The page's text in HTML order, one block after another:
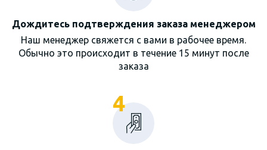
Дождитесь подтверждения заказа менеджером
Наш менеджер свяжется с вами в рабочее время.
Обычно это происходит в течение 15 минут после
заказа
4